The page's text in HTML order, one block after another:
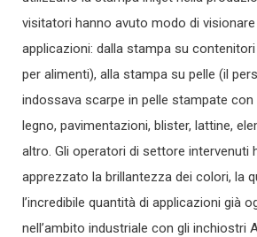
visitatori hanno avuto modo di
applicazioni: dalla stampa su
per alimenti), alla stampa su pelle (il
indossava scarpe in pelle stampate
legno, pavimentazioni, blister, lattine,
altro. Gli operatori di settore intervenuti
apprezzato la brillantezza dei colori, la
l’incredibile quantità di applicazioni già
nell’ambito industriale con gli inchiostri